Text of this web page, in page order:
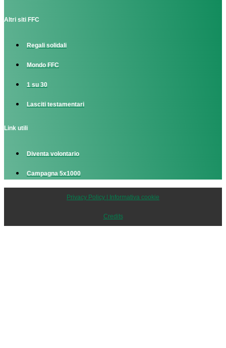
Altri siti FFC
Regali solidali
Mondo FFC
1 su 30
Lasciti testamentari
Link utili
Diventa volontario
Campagna 5x1000
Privacy Policy | Informativa cookie
Credits